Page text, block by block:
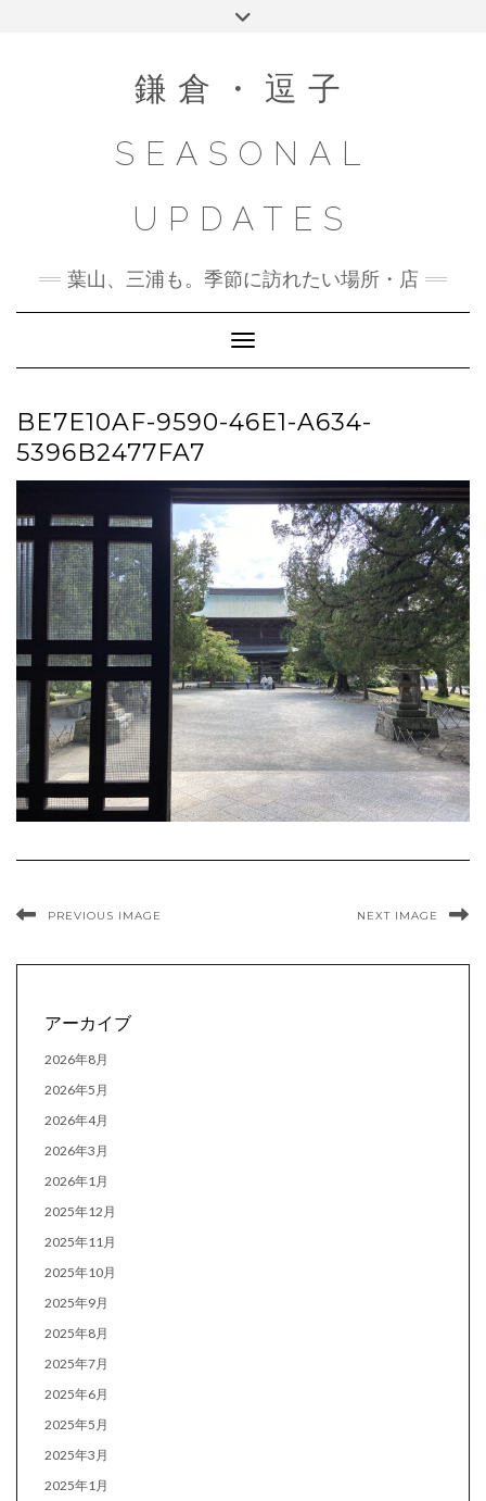
鎌倉・逗子
SEASONAL
UPDATES
葉山、三浦も。季節に訪れたい場所・店
Toggle Navigation
BE7E10AF-9590-46E1-A634-
5396B2477FA7
PREVIOUS IMAGE NEXT IMAGE
アーカイブ
2026年8月
2026年5月
2026年4月
2026年3月
2026年1月
2025年12月
2025年11月
2025年10月
2025年9月
2025年8月
2025年7月
2025年6月
2025年5月
2025年3月
2025年1月